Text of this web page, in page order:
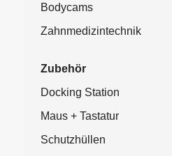
Bodycams
Zahnmedizintechnik
Zubehör
Docking Station
Maus + Tastatur
Schutzhüllen